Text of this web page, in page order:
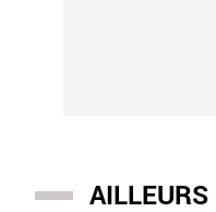
AILLEURS